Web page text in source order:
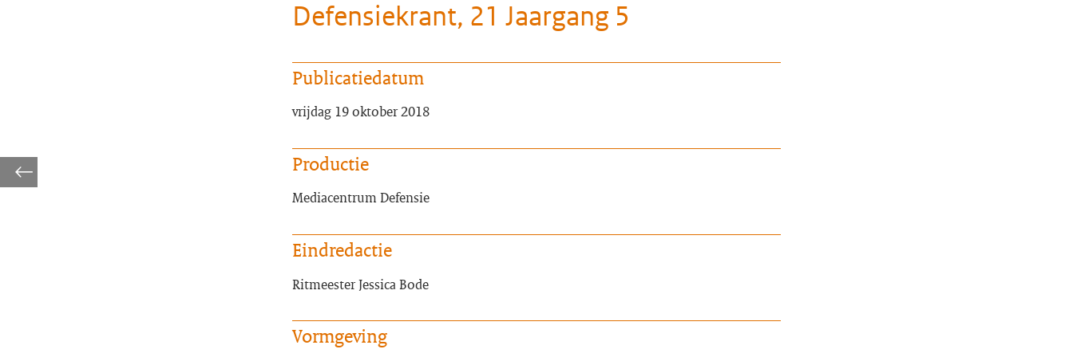
Defensiekrant, 21 Jaargang 5
Publicatiedatum
vrijdag 19 oktober 2018
Productie
Mediacentrum Defensie
Eindredactie
Ritmeester Jessica Bode
Vormgeving